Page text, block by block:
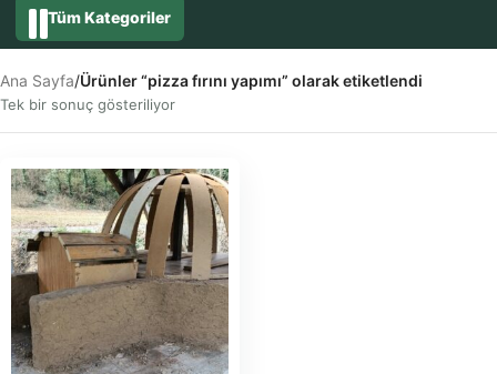
Tüm Kategoriler
Ana Sayfa/Ürünler “pizza fırını yapımı” olarak etiketlendi
Tek bir sonuç gösteriliyor